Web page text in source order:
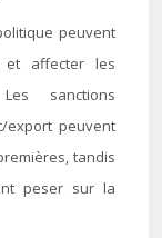
peuvent
et affecter les
sanctions
export peuvent
tandis
peser sur la